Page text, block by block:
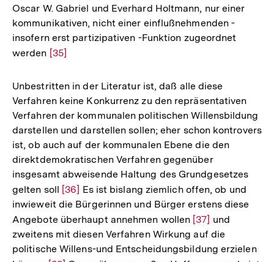
Oscar W. Gabriel und Everhard Holtmann, nur einer
kommunikativen, nicht einer einflußnehmenden -
insofern erst partizipativen -Funktion zugeordnet
werden Zur
der
Fußnote
[35]
Unbestritten in der Literatur ist, daß alle diese
Verfahren keine Konkurrenz zu den repräsentativen
Verfahren der kommunalen politischen Willensbildung
darstellen und darstellen sollen; eher schon kontrovers
ist, ob auch auf der kommunalen Ebene die den
direktdemokratischen Verfahren gegenüber
insgesamt abweisende Haltung des Grundgesetzes
gelten soll Zur
Auflösung
der
Fußnote
[36] Es ist bislang ziemlich offen, ob und
inwieweit die Bürgerinnen und Bürger erstens diese
Angebote überhaupt annehmen wollen Zur
Auflösung
der
[37] und
zweitens mit diesen Verfahren Wirkung auf die
politische Willens-und Entscheidungsbildung erzielen